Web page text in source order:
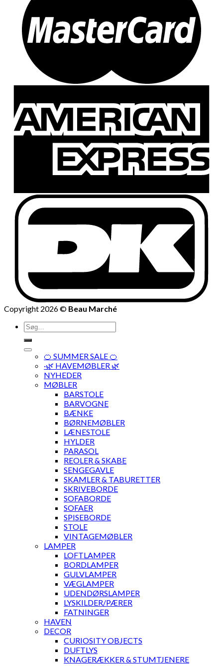
Copyright 2026 © Beau Marché
Søg
efter:
🍊 SUMMER SALE 🍊
·🌿 HAVEMØBLER 🌿
NYHEDER
MØBLER
BARSTOLE
BARVOGNE
BÆNKE
BØRNEMØBLER
LÆNESTOLE
HYLDER
PARASOL
REOLER & SKABE
SENGEGAVLE
SKAMLER & TABURETTER
SKRIVEBORDE
SOFABORDE
SOFAER
SPISEBORDE
STOLE
VINTAGEMØBLER
LAMPER
LOFTLAMPER
BORDLAMPER
GULVLAMPER
VÆGLAMPER
UDENDØRSLAMPER
LYSKILDER/PÆRER
FATNINGER
HAVEN
DECOR
CURIOSITY OBJECTS
DUFTLYS
KNAGERÆKKER & STUMTJENERE